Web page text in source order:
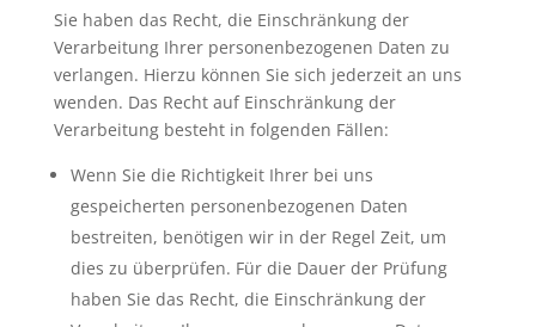
Sie haben das Recht, die Einschränkung der
Verarbeitung Ihrer personenbezogenen Daten zu
verlangen. Hierzu können Sie sich jederzeit an uns
wenden. Das Recht auf Einschränkung der
Verarbeitung besteht in folgenden Fällen:
Wenn Sie die Richtigkeit Ihrer bei uns
gespeicherten personenbezogenen Daten
bestreiten, benötigen wir in der Regel Zeit, um
dies zu überprüfen. Für die Dauer der Prüfung
haben Sie das Recht, die Einschränkung der